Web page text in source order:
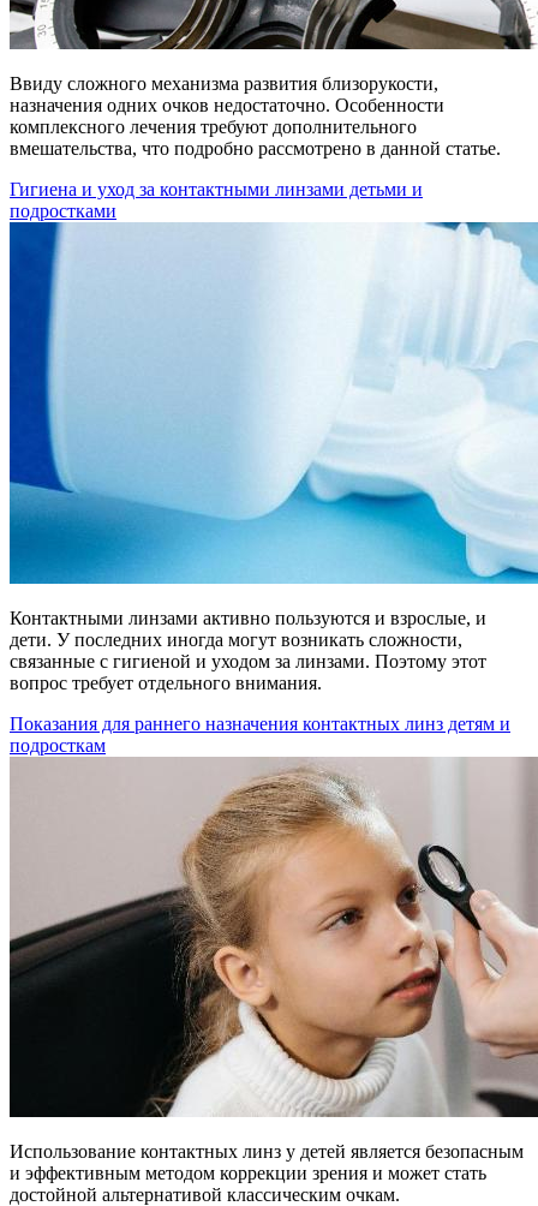
Ввиду сложного механизма развития близорукости,
назначения одних очков недостаточно. Особенности
комплексного лечения требуют дополнительного
вмешательства, что подробно рассмотрено в данной статье.
Гигиена и уход за контактными линзами детьми и
подростками
Контактными линзами активно пользуются и взрослые, и
дети. У последних иногда могут возникать сложности,
связанные с гигиеной и уходом за линзами. Поэтому этот
вопрос требует отдельного внимания.
Показания для раннего назначения контактных линз детям и
подросткам
Использование контактных линз у детей является безопасным
и эффективным методом коррекции зрения и может стать
достойной альтернативой классическим очкам.